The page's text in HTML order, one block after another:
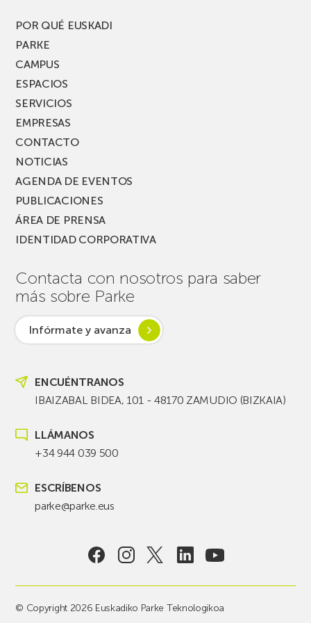
PARKEA
MUSIK
POR QUÉ EUSKADI
PARKE
CAMPUS
ESPACIOS
SERVICIOS
EMPRESAS
CONTACTO
NOTICIAS
AGENDA DE EVENTOS
PUBLICACIONES
ÁREA DE PRENSA
IDENTIDAD CORPORATIVA
Contacta con nosotros para saber
más sobre Parke
Infórmate y avanza
ENCUÉNTRANOS
IBAIZABAL BIDEA, 101 - 48170 ZAMUDIO (BIZKAIA)
LLÁMANOS
+34 944 039 500
ESCRÍBENOS
parke@parke.eus
© Copyright 2026 Euskadiko Parke Teknologikoa